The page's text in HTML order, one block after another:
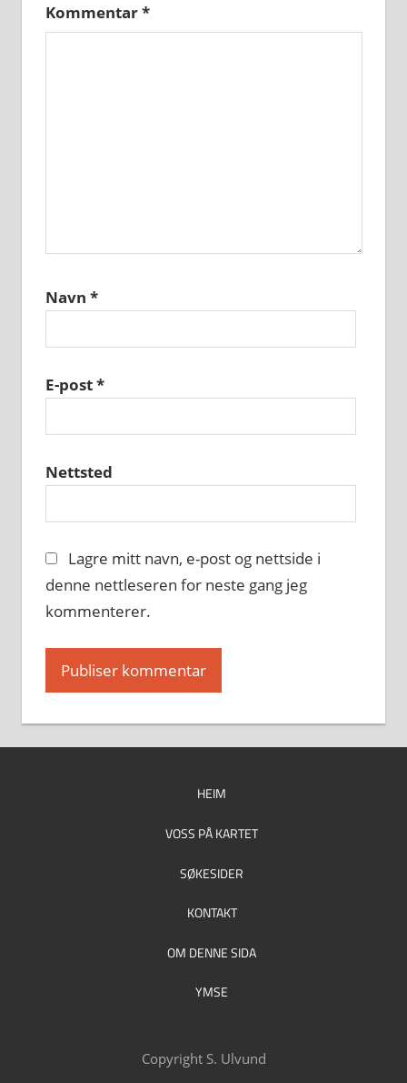
Kommentar*
Navn *
E-post*
Nettsted
Lagre mitt navn, e-post og nettside i
denne nettleseren for neste gang jeg
kommenterer.
HEIM
VOSS PÅ KARTET
SØKESIDER
KONTAKT
OM DENNE SIDA
YMSE
Copyright S. Ulvund